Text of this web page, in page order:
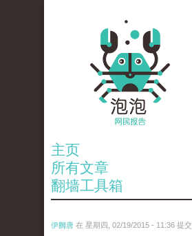
主页
所有文章
翻墙工具箱
伊阙唐 在 星期四, 02/19/2015 - 11:36 提交